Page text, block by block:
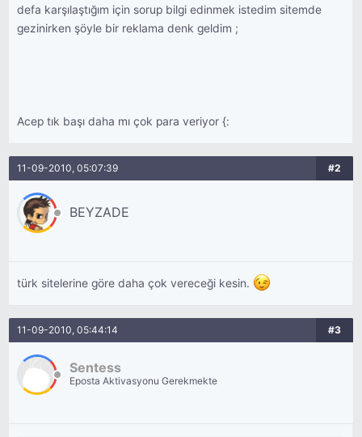
defa karşılaştığım için sorup bilgi edinmek istedim sitemde
gezinirken şöyle bir reklama denk geldim ;
Acep tık başı daha mı çok para veriyor {:
11-09-2010, 05:07:39 #2
BEYZADE
türk sitelerine göre daha çok vereceği kesin.
11-09-2010, 05:44:14 #3
Sentess
Eposta Aktivasyonu Gerekmekte